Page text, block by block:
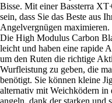
Bisse. Mit einer Bassterra
sein, dass Sie das Beste aus
Angelvergnügen maximieren.
Die High Modulus Carbon
leicht und haben eine rapide
um den Ruten die richtige
Wurfleistung zu geben, die
benötigt. Sie können kleine
alternativ mit Weichködern in
angeln, dank der starken und